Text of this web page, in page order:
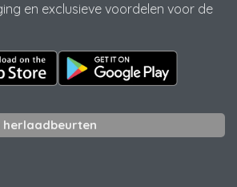
en exclusieve voordelen voor de
herlaadbeurten